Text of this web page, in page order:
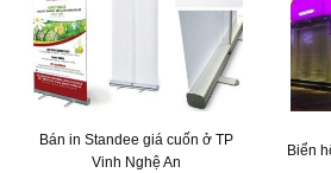
Bán in Standee giá cuốn ở TP
Vinh Nghệ An
Biển